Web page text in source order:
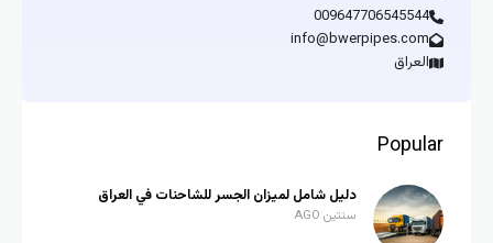
009647706545544
info@bwerpipes.com
العراق
Popular
دليل شامل لميزان الجسر للشاحنات في العراق
سنتين AGO